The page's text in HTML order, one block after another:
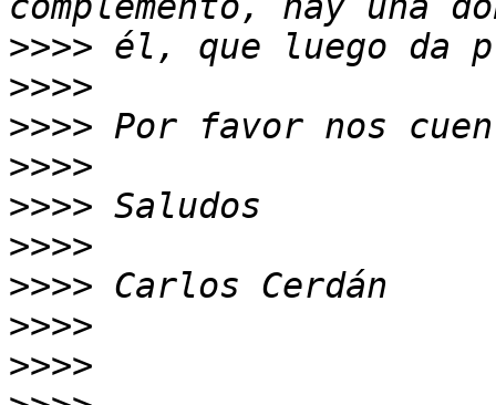
>>>>
>>>>
>>>>
>>>>
>>>>
>>>>
>>>>
>>>>
>>>>